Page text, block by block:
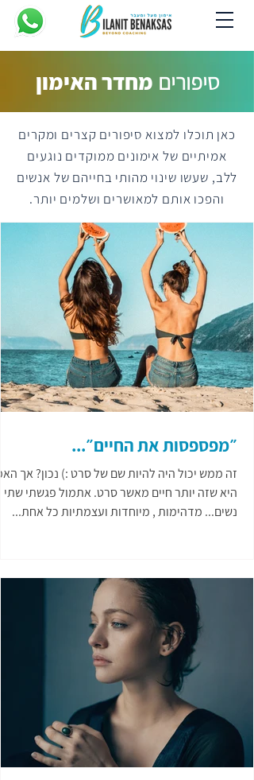
סיפורים מחדר האימון
כאן תוכלו למצוא סיפורים קצרים ומקרים
אמיתיים של אימונים ממוקדים נוגעים
ללב, שעשו שינוי מהותי בחייהם של אנשים
והפכו אותם למאושרים ושלמים יותר.
״מפספסות את החיים״...
זה ממש יכול היה להיות שם של סרט :) נכון? אך
היא שזה יותר חיים מאשר סרט. אתמול פגשתי שתי
נשים... מדהימות , מיוחדות ועצמתיות כל אחת...